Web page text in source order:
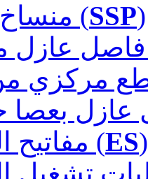
منساخ نصفي (SSP)
مفاتيح التأريض (ES)